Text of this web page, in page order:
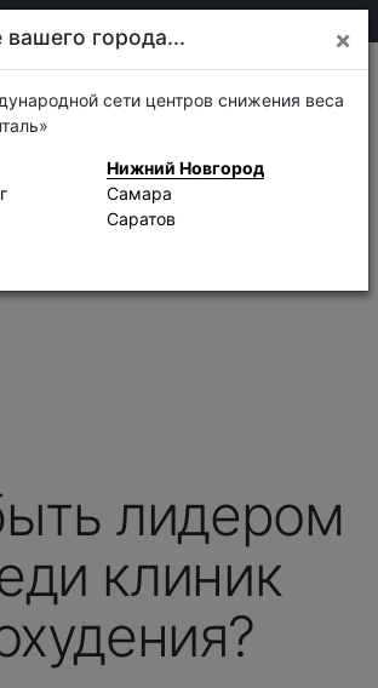
лидером
клиник
вашего города... ×
сети центров снижения веса
Нижний Новгород
Самара
Саратов